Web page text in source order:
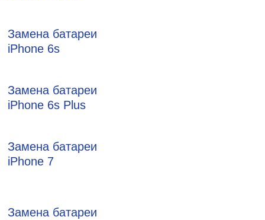
Замена батареи
iPhone 6s
Замена батареи
iPhone 6s Plus
Замена батареи
iPhone 7
Замена батареи